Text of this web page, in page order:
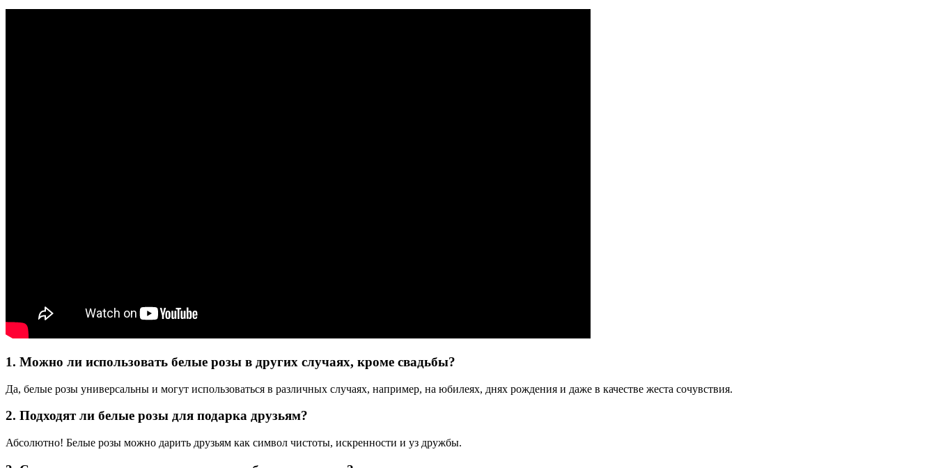
1. Можно ли использовать белые розы в других случаях, кроме свадьбы?
Да, белые розы универсальны и могут использоваться в различных случаях, например, на юбилеях, днях рождения и даже в качестве жеста сочувствия.
2. Подходят ли белые розы для подарка друзьям?
Абсолютно! Белые розы можно дарить друзьям как символ чистоты, искренности и уз дружбы.